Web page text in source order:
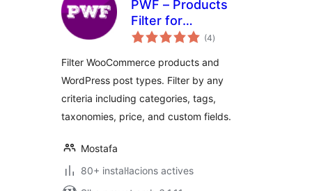
PWF – Products
Filter for
WooCommerce
(4puntuacions
totals
)
Filter WooCommerce products and
WordPress post types. Filter by any
criteria including categories, tags,
taxonomies, price, and custom fields.
Mostafa
80+ instal·lacions actives